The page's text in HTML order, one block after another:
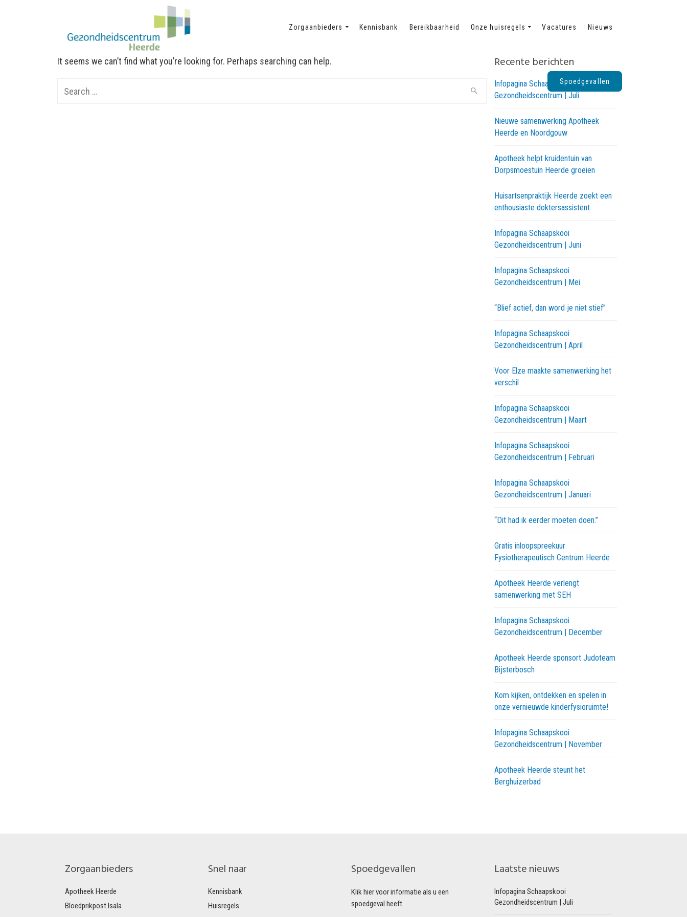
Zorgaanbieders Kennisbank Bereikbaarheid Onze huisregels Vacatures Nieuws
Spoedgevallen
It seems we can’t find what you’re looking for. Perhaps searching can help.
for:
Recente berichten
Infopagina Schaapskooi
Gezondheidscentrum | Juli
Nieuwe samenwerking Apotheek
Heerde en Noordgouw
Apotheek helpt kruidentuin van
Dorpsmoestuin Heerde groeien
Huisartsenpraktijk Heerde zoekt een
enthousiaste doktersassistent
Infopagina Schaapskooi
Gezondheidscentrum | Juni
Infopagina Schaapskooi
Gezondheidscentrum | Mei
“Blief actief, dan word je niet stief”
Infopagina Schaapskooi
Gezondheidscentrum | April
Voor Elze maakte samenwerking het
verschil
Infopagina Schaapskooi
Gezondheidscentrum | Maart
Infopagina Schaapskooi
Gezondheidscentrum | Februari
Infopagina Schaapskooi
Gezondheidscentrum | Januari
“Dit had ik eerder moeten doen.”
Gratis inloopspreekuur
Fysiotherapeutisch Centrum Heerde
Apotheek Heerde verlengt
samenwerking met SEH
Infopagina Schaapskooi
Gezondheidscentrum | December
Apotheek Heerde sponsort Judoteam
Bijsterbosch
Kom kijken, ontdekken en spelen in
onze vernieuwde kinderfysioruimte!
Infopagina Schaapskooi
Gezondheidscentrum | November
Apotheek Heerde steunt het
Berghuizerbad
Zorgaanbieders
Apotheek Heerde
Bloedprikpost Isala
Snel naar
Kennisbank
Huisregels
Spoedgevallen
Klik hier voor informatie als u een
spoedgeval heeft.
Laatste nieuws
Infopagina Schaapskooi
Gezondheidscentrum | Juli